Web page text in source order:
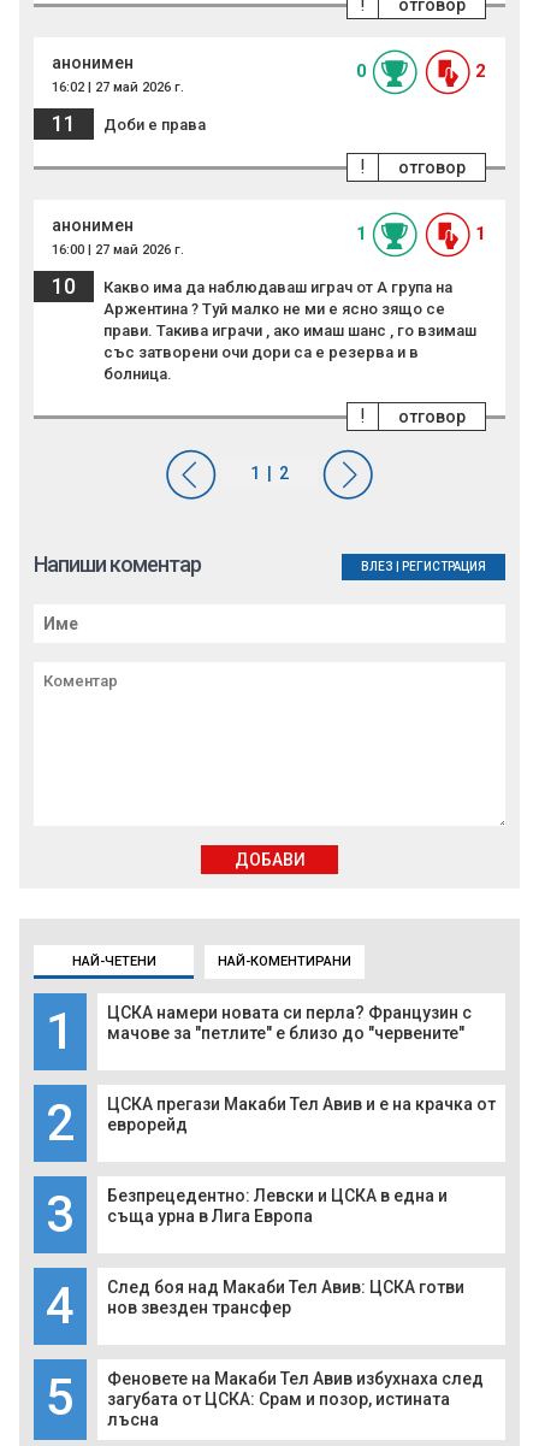
НАЙ-ЧЕТЕНИ НАЙ-КОМЕНТИРАНИ
1
ЦСКА намери новата си перла? Французин с
мачове за "петлите" е близо до "червените"
2
ЦСКА прегази Макаби Тел Авив и е на крачка от
еврорейд
3
Безпрецедентно: Левски и ЦСКА в една и
съща урна в Лига Европа
4
След боя над Макаби Тел Авив: ЦСКА готви
нов звезден трансфер
5
Феновете на Макаби Тел Авив избухнаха след
загубата от ЦСКА: Срам и позор, истината
лъсна
отговор
анонимен
16:02 | 27 май 2026 г.
0 2
11 Доби е права
отговор
!
анонимен
16:00 | 27 май 2026 г.
1 1
10
Какво има да наблюдаваш играч от А група на
Аржентина ? Туй малко не ми е ясно зящо се
прави. Такива играчи , ако имаш шанс , го взимаш
със затворени очи дори са е резерва и в
болница.
отговор
!
Напиши коментар ВЛЕЗ РЕГИСТРАЦИЯ
ДОБАВИ